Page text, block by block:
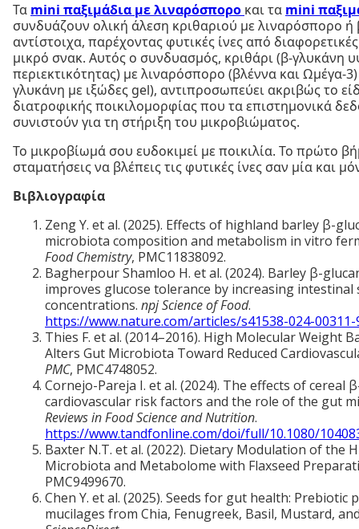
Τα mini παξιμάδια με λιναρόσπορο και τα mini
συνδυάζουν ολική άλεση κριθαριού με λιναρόσπορο
αντίστοιχα, παρέχοντας φυτικές ίνες από
μικρό σνακ. Αυτός ο συνδυασμός, κριθάρι (β-γλυκάνη
περιεκτικότητας) με λιναρόσπορο (βλέννα και Ωμέγα-
γλυκάνη με ιξώδες gel), αντιπροσωπεύει ακριβώς το
διατροφικής ποικιλομορφίας που τα επιστημονικά
συνιστούν για τη στήριξη του μικροβιώματος.
Το μικροβίωμά σου ευδοκιμεί με ποικιλία. Το πρώτο
σταματήσεις να βλέπεις τις φυτικές ίνες σαν μία και
Βιβλιογραφία
Zeng Y. et al. (2025). Effects of highland barley β-
microbiota composition and metabolism in vitro
Food Chemistry, PMC11838092.
Bagherpour Shamloo H. et al. (2024). Barley β-
improves glucose tolerance by increasing intestinal
concentrations. npj Science of Food.
https://www.nature.com/articles/s41538-024-00311-
Thies F. et al. (2014–2016). High Molecular Weight
Alters Gut Microbiota Toward Reduced
PMC, PMC4748052.
Cornejo-Pareja I. et al. (2024). The effects of cereal
cardiovascular risk factors and the role of the gut
Reviews in Food Science and Nutrition.
https://www.tandfonline.com/doi/full/10.1080/
Baxter N.T. et al. (2022). Dietary Modulation of the
Microbiota and Metabolome with Flaxseed
PMC9499670.
Chen Y. et al. (2025). Seeds for gut health: Prebiotic
mucilages from Chia, Fenugreek, Basil, Mustard,